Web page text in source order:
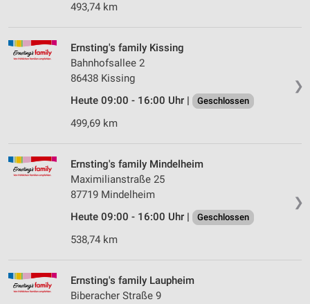
493,74 km
❯
Ernsting's family Kissing
Bahnhofsallee 2
86438 Kissing
Heute 09:00 - 16:00 Uhr |
Geschlossen
499,69 km
❯
Ernsting's family Mindelheim
Maximilianstraße 25
87719 Mindelheim
Heute 09:00 - 16:00 Uhr |
Geschlossen
538,74 km
Ernsting's family Laupheim
Biberacher Straße 9